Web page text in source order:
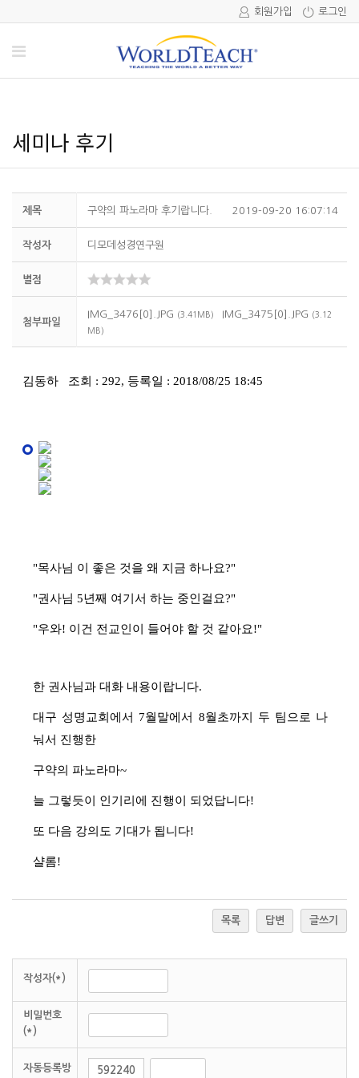
로그인
회원가입
세미나 후기
제목 구약의 파노라마 후기랍니다. 2019-09-20 16:07:14
작성자 디모데성경연구원
별점
첨부파일
IMG_3476[0].JPG (3.41MB) IMG_3475[0].JPG (3.12
MB)
김동하 조회 : 292, 등록일 : 2018/08/25 18:45
"목사님 이 좋은 것을 왜 지금 하나요?"
"권사님 5년째 여기서 하는 중인걸요?"
"우와! 이건 전교인이 들어야 할 것 같아요!"
한 권사님과 대화 내용이랍니다.
대구 성명교회에서 7월말에서 8월초까지 두 팀으로 나
눠서 진행한
구약의 파노라마~
늘 그렇듯이 인기리에 진행이 되었답니다!
또 다음 강의도 기대가 됩니다!
샬롬!
목록 답변 글쓰기
작성자(*)
비밀번호
(*)
자동등록방